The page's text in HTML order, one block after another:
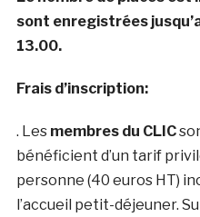
sont enregistrées
13.00.
Frais d’inscription:
. Les membres du CLIC
bénéficient d’un tarif
personne (40 euros HT)
l’accueil petit-déjeuner.